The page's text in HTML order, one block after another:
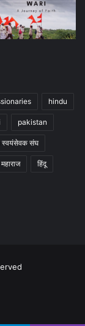
hindu
pakistan
स्वयंसेवक संघ
हिंदू